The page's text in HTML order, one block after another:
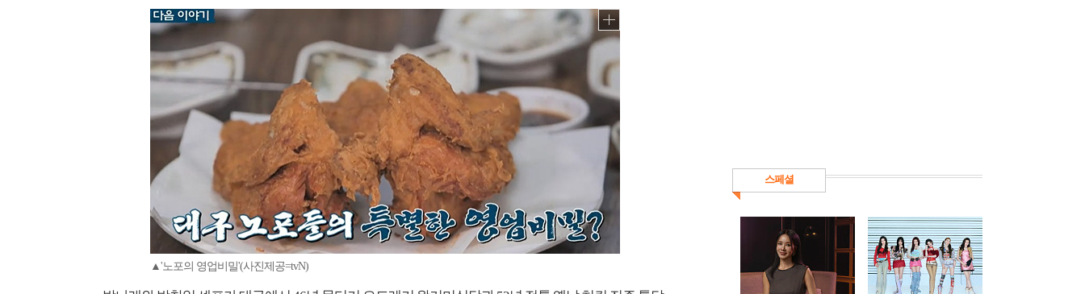
▲'노포의 영업비밀'(사진제공=tvN)
스페셜